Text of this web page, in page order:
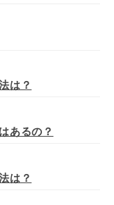
は？
あるの？
は？